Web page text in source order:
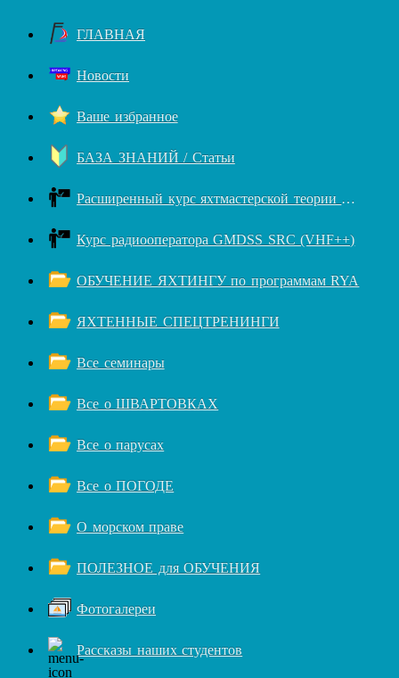
ГЛАВНАЯ
Новости
Ваше избранное
БАЗА ЗНАНИЙ / Статьи
Расширенный курс яхтмастерской теории RYA++
Курс радиооператора GMDSS SRC (VHF++)
ОБУЧЕНИЕ ЯХТИНГУ по программам RYA
ЯХТЕННЫЕ СПЕЦТРЕНИНГИ
Все семинары
Все о ШВАРТОВКАХ
Все о парусах
Все о ПОГОДЕ
О морском праве
ПОЛЕЗНОЕ для ОБУЧЕНИЯ
Фотогалереи
Рассказы наших студентов